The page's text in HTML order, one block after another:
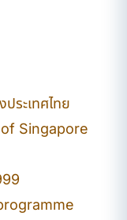
ระเทศไทย
Singapore